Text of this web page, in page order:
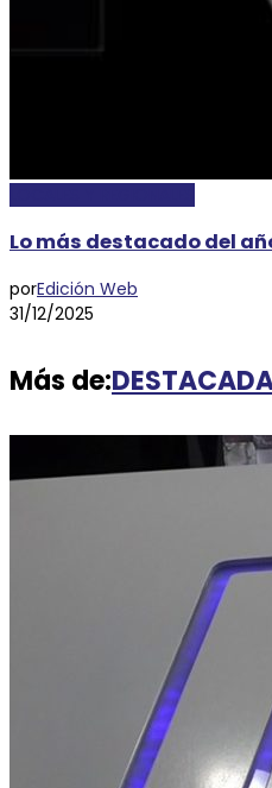
Lo más destacado del
porEdición Web
31/12/2025
Más de: